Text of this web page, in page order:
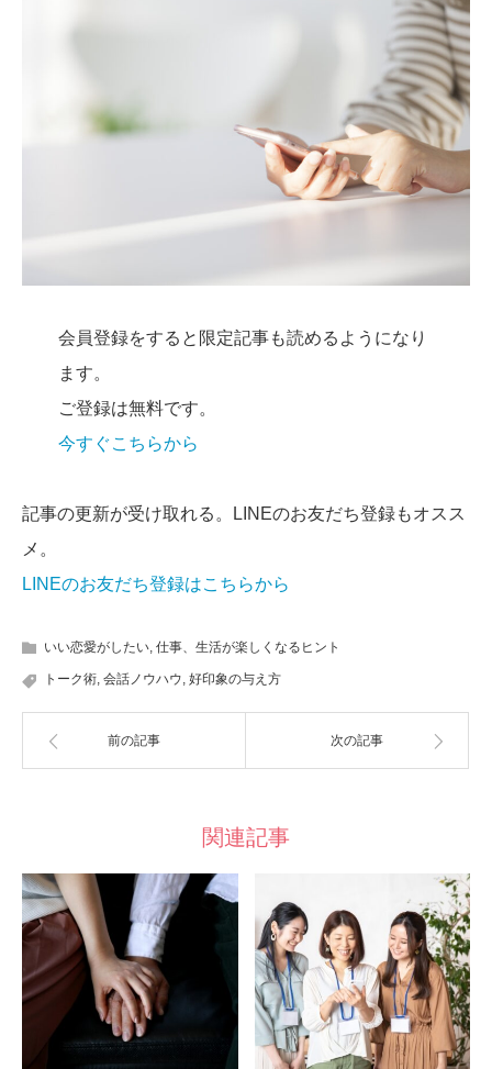
会員登録をすると限定記事も読めるようになり
ます。
ご登録は無料です。
今すぐこちらから
記事の更新が受け取れる。LINEのお友だち登録もオスス
メ。
LINEのお友だち登録はこちらから
いい恋愛がしたい 仕事、生活が楽しくなるヒント
トーク術 会話ノウハウ 好印象の与え方
前の記事 次の記事
関連記事